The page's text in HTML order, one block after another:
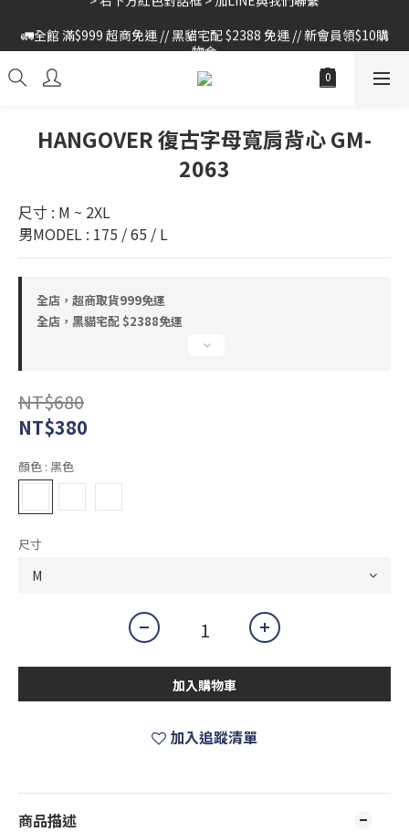
物金
物金
HANGOVER 復古字母寬肩背心 GM-
2063
尺寸 : M ~ 2XL
男MODEL : 175 / 65 / L
全店，超商取貨999免運
全店，黑貓宅配 $2388免運
NT$680
NT$380
顏色 : 黑色
尺寸
加入購物車
加入追蹤清單
商品描述